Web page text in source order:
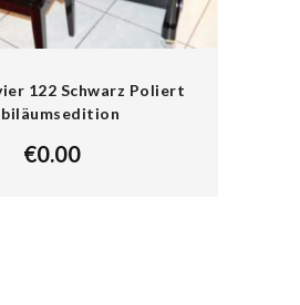
122 Schwarz Poliert
€0.00